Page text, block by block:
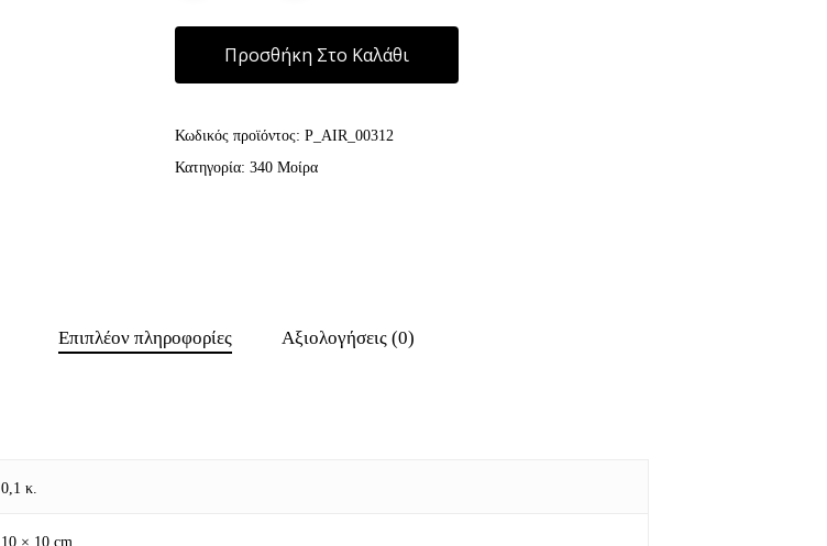
Προσθήκη Στο Καλάθι
Κωδικός προϊόντος: P_AIR_00312
Κατηγορία: 340 Μοίρα
Επιπλέον πληροφορίες Αξιολογήσεις (0)
0,1 κ.
10 × 10 cm